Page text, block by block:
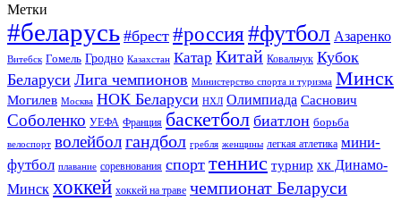
Метки
#беларусь #брест #россия#футбол Азаренко
Витебск Гомель Гродно Казахстан Катар Китай Ковальчук Кубок
Беларуси Лига чемпионов Министерство спорта и туризма Минск
Могилев Москва НОК Беларуси НХЛ Олимпиада Саснович
Соболенко УЕФА Франция баскетбол биатлон борьба
велоспорт волейболгандбол гребля женщины легкая атлетика мини-
футбол плавание соревнования спорт теннис турнир хк Динамо-
Минск хоккей хоккей на траве чемпионат Беларуси